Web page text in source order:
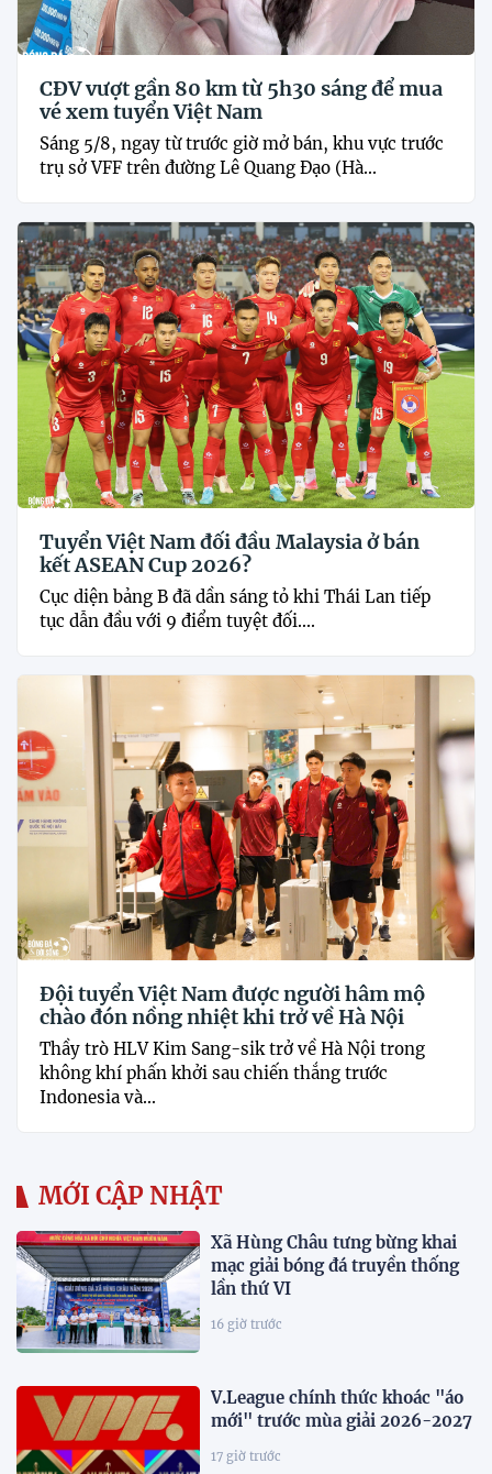
CĐV vượt gần 80 km từ 5h30 sáng để mua
vé xem tuyển Việt Nam
Sáng 5/8, ngay từ trước giờ mở bán, khu vực trước
trụ sở VFF trên đường Lê Quang Đạo (Hà...
Tuyển Việt Nam đối đầu Malaysia ở bán
kết ASEAN Cup 2026?
Cục diện bảng B đã dần sáng tỏ khi Thái Lan tiếp
tục dẫn đầu với 9 điểm tuyệt đối....
Đội tuyển Việt Nam được người hâm mộ
chào đón nồng nhiệt khi trở về Hà Nội
Thầy trò HLV Kim Sang-sik trở về Hà Nội trong
không khí phấn khởi sau chiến thắng trước
Indonesia và...
MỚI CẬP NHẬT
Xã Hùng Châu tưng bừng khai
mạc giải bóng đá truyền thống
lần thứ VI
16 giờ trước
V.League chính thức khoác "áo
mới" trước mùa giải 2026-2027
17 giờ trước